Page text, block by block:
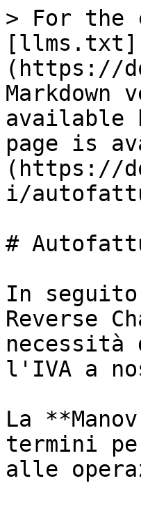
> For the
[llms.txt]
(https://
Markdown
available
page is
(https://
i/
#
In
Reverse
l'IVA a
La
termini
alle